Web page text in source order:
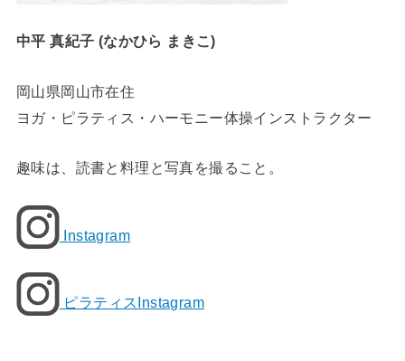
中平 真紀子 (なかひら まきこ)
岡山県岡山市在住
ヨガ・ピラティス・ハーモニー体操インストラクター
趣味は、読書と料理と写真を撮ること。
Instagram
ピラティスInstagram